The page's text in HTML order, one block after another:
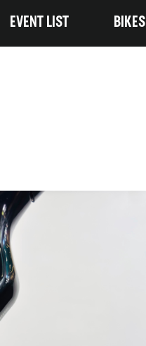
EVENT LIST BIKES